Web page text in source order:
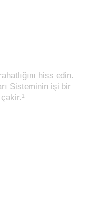
hiss edin.
Sisteminin işi bir